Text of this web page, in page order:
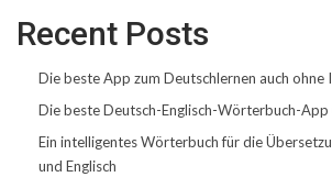
Recent Posts
Die beste App zum Deutschlernen auch ohne
Die beste Deutsch-Englisch-Wörterbuch-
Ein intelligentes Wörterbuch für die
und Englisch